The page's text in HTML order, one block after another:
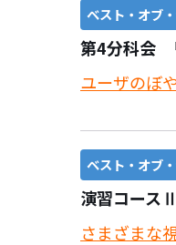
ベスト・オブ
第4分科会
ユーザのぼ
ベスト・オブ
演習コース
さまざまな